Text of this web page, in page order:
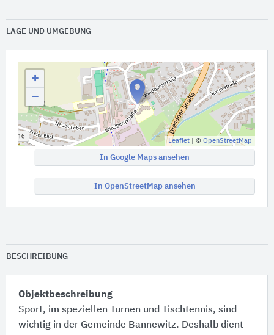
LAGE UND UMGEBUNG
+
−
Leaflet | © OpenStreetMap
In Google Maps ansehen
In OpenStreetMap ansehen
BESCHREIBUNG
Objektbeschreibung
Sport, im speziellen Turnen und Tischtennis, sind
wichtig in der Gemeinde Bannewitz. Deshalb dient